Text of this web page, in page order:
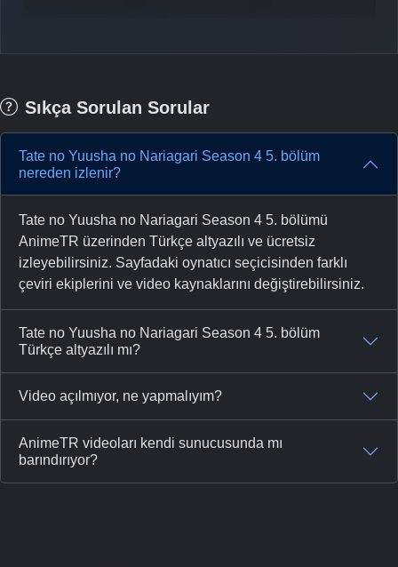
Sıkça Sorulan Sorular
Tate no Yuusha no Nariagari Season 4 5. bölüm
nereden izlenir?
Tate no Yuusha no Nariagari Season 4 5. bölümü
AnimeTR üzerinden Türkçe altyazılı ve ücretsiz
izleyebilirsiniz. Sayfadaki oynatıcı seçicisinden farklı
çeviri ekiplerini ve video kaynaklarını değiştirebilirsiniz.
Tate no Yuusha no Nariagari Season 4 5. bölüm
Türkçe altyazılı mı?
Video açılmıyor, ne yapmalıyım?
AnimeTR videoları kendi sunucusunda mı
barındırıyor?